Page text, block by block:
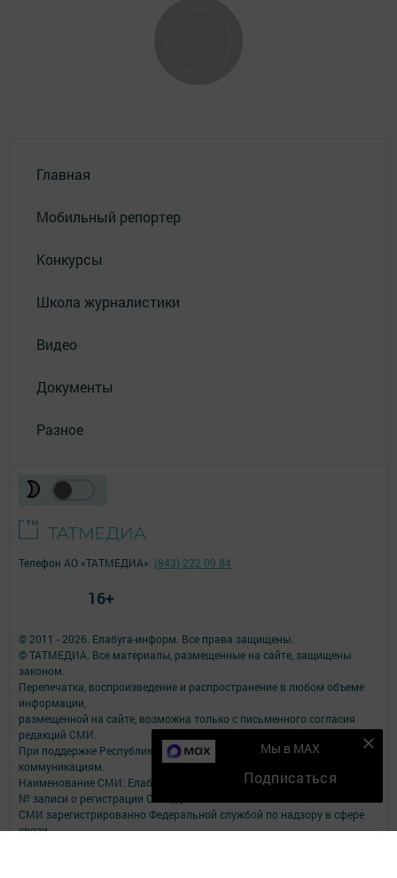
Главная
Мобильный репортер
Конкурсы
Школа журналистики
Видео
Документы
Разное
Мы в MAX
Подписаться
© 2011 - 2026. Елабуга-информ. Все права защищены.
© ТАТМЕДИА. Все материалы, размещенные на сайте, защищены
законом.
Перепечатка, воспроизведение и распространение в любом объеме
информации,
размещенной на сайте, возможна только с письменного согласия
редакций СМИ.
При поддержке Республиканского агентства по печати и массовым
коммуникациям.
Наименование СМИ: Елабуга-информ
№ записи о регистрации СМИ, дата: Эл №ФС77-89707 от 23.06.2025
СМИ зарегистрированно Федеральной службой по надзору в сфере
связи,
Телефон АО «ТАТМЕДИА»: (843) 222 09 84
16+